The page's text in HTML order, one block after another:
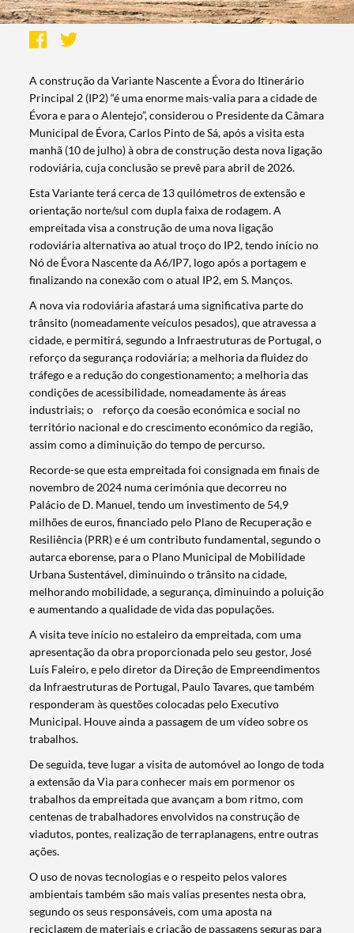
A construção da Variante Nascente a Évora do Itinerário
Principal 2 (IP2) “é uma enorme mais-valia para a cidade de
Évora e para o Alentejo”, considerou o Presidente da Câmara
Municipal de Évora, Carlos Pinto de Sá, após a visita esta
manhã (10 de julho) à obra de construção desta nova ligação
rodoviária, cuja conclusão se prevê para abril de 2026.
Esta Variante terá cerca de 13 quilómetros de extensão e
orientação norte/sul com dupla faixa de rodagem. A
empreitada visa a construção de uma nova ligação
rodoviária alternativa ao atual troço do IP2, tendo início no
Nó de Évora Nascente da A6/IP7, logo após a portagem e
finalizando na conexão com o atual IP2, em S. Manços.
A nova via rodoviária afastará uma significativa parte do
trânsito (nomeadamente veículos pesados), que atravessa a
cidade, e permitirá, segundo a Infraestruturas de Portugal, o
reforço da segurança rodoviária; a melhoria da fluidez do
tráfego e a redução do congestionamento; a melhoria das
condições de acessibilidade, nomeadamente às áreas
industriais; o reforço da coesão económica e social no
território nacional e do crescimento económico da região,
assim como a diminuição do tempo de percurso.
Recorde-se que esta empreitada foi consignada em finais de
novembro de 2024 numa cerimónia que decorreu no
Palácio de D. Manuel, tendo um investimento de 54,9
milhões de euros, financiado pelo Plano de Recuperação e
Resiliência (PRR) e é um contributo fundamental, segundo o
autarca eborense, para o Plano Municipal de Mobilidade
Urbana Sustentável, diminuindo o trânsito na cidade,
melhorando mobilidade, a segurança, diminuindo a poluição
e aumentando a qualidade de vida das populações.
A visita teve início no estaleiro da empreitada, com uma
apresentação da obra proporcionada pelo seu gestor, José
Luís Faleiro, e pelo diretor da Direção de Empreendimentos
da Infraestruturas de Portugal, Paulo Tavares, que também
responderam às questões colocadas pelo Executivo
Municipal. Houve ainda a passagem de um vídeo sobre os
trabalhos.
De seguida, teve lugar a visita de automóvel ao longo de toda
a extensão da Via para conhecer mais em pormenor os
trabalhos da empreitada que avançam a bom ritmo, com
centenas de trabalhadores envolvidos na construção de
viadutos, pontes, realização de terraplanagens, entre outras
ações.
O uso de novas tecnologias e o respeito pelos valores
ambientais também são mais valias presentes nesta obra,
segundo os seus responsáveis, com uma aposta na
reciclagem de materiais e criação de passagens seguras para